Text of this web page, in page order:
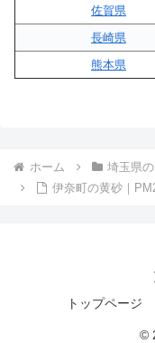
佐賀県
長崎県
熊本県
ホーム
埼玉県
伊奈町の黄砂｜
トップページ
©